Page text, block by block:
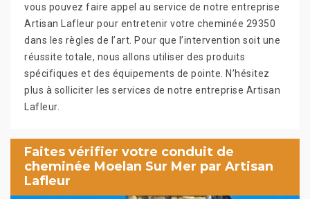
vous pouvez faire appel au service de notre entreprise
Artisan Lafleur pour entretenir votre cheminée 29350
dans les règles de l’art. Pour que l’intervention soit une
réussite totale, nous allons utiliser des produits
spécifiques et des équipements de pointe. N’hésitez
plus à solliciter les services de notre entreprise Artisan
Lafleur.
Faites vérifier votre conduit de
cheminée Moelan Sur Mer par Artisan
Lafleur